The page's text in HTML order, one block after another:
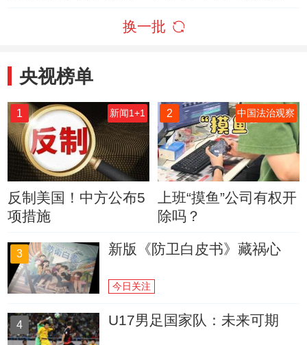
换一批
央视榜单
1 新闻1+1
反制美国！中方公布5
项措施
2 中国法治观察
上班“摸鱼”公司有权开
除吗？
3 新版《防卫白皮书》藏祸心
今日关注
4 U17男足国家队：未来可期